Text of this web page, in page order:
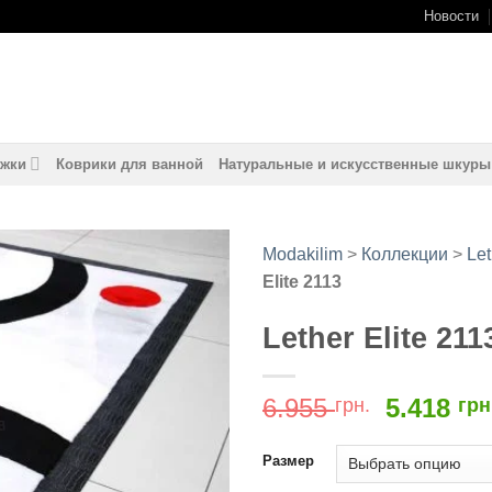
Новости
Коврики для ванной Натуральные и искусственные шкуры
Добавить
в
избранное
Modakilim > Коллекции >
Elite 2113
Lether Elite
6.955грн.
6.955
5.418
Размер